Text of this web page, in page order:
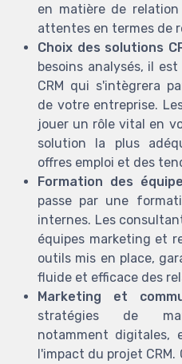
en matière de
attentes en termes de
Choix des solutions
besoins analysés, il
CRM qui s'intègrera
de votre entreprise.
jouer un rôle vital en
solution la plus
offres emploi et des
Formation des
passe par une
internes. Les
équipes marketing et
outils mis en place,
fluide et efficace des
Marketing et
stratégies de
notamment digitales,
l'impact du projet